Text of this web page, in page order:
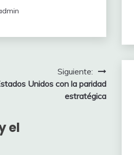
Siguiente:
Unidos con la paridad
estratégica
el